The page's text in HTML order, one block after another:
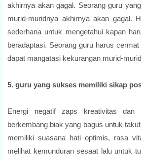
akhirnya akan gagal. Seorang guru
murid-muridnya akhirnya akan gagal.
sederhana untuk mengetahui kapan
beradaptasi. Seorang guru harus
dapat mangatasi kekurangan murid-
5. guru yang sukses memiliki sikap
Energi negatif zaps kreativitas dan
berkembang biak yang bagus untuk
memiliki suasana hati optimis, rasa
melihat kemunduran sesaat lalu untuk